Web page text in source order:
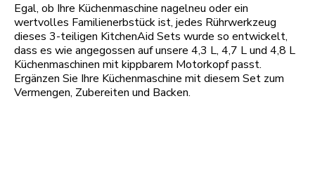
Egal, ob Ihre Küchenmaschine nagelneu oder ein
wertvolles Familienerbstück ist, jedes Rührwerkzeug
dieses 3-teiligen KitchenAid Sets wurde so entwickelt,
dass es wie angegossen auf unsere 4,3 L, 4,7 L und 4,8 L
Küchenmaschinen mit kippbarem Motorkopf passt.
Ergänzen Sie Ihre Küchenmaschine mit diesem Set zum
Vermengen, Zubereiten und Backen.